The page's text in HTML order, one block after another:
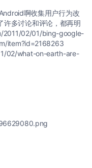
啊收集用户行为改
02/what-on-earth-are-